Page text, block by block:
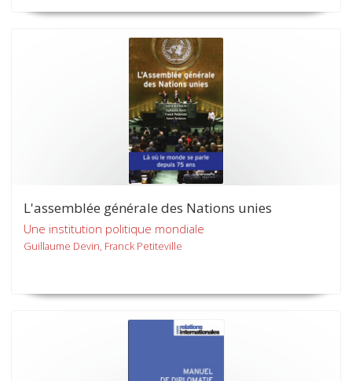
L'assemblée générale des Nations unies
Une institution politique mondiale
Guillaume Devin, Franck Petiteville